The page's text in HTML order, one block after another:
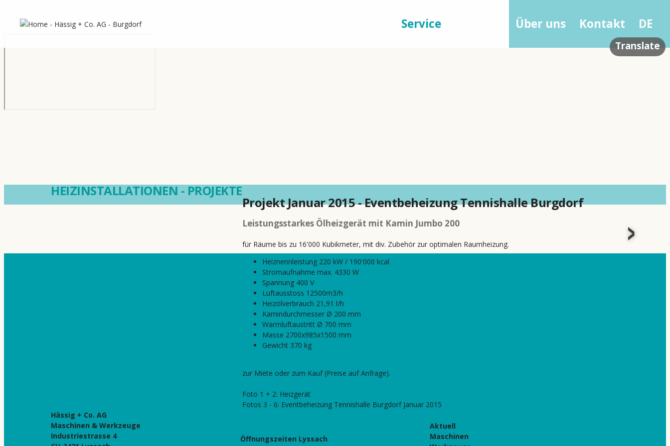
Service Über uns Kontakt DE
Translate
HEIZINSTALLATIONEN - PROJEKTE
Projekt Januar 2015 - Eventbeheizung Tennishalle Burgdorf
Leistungsstarkes Ölheizgerät mit Kamin Jumbo 200
für Räume bis zu 16'000 Kubikmeter, mit div. Zubehör zur optimalen Raumheizung.
Heiznennleistung 220 kW / 190'000 kcal
Stromaufnahme max. 4330 W
Spannung 400 V
Luftausstoss 12500m3/h
Heizölverbrauch 21,91 l/h
Kamindurchmesser Ø 200 mm
Warmluftaustritt Ø 700 mm
Masse 2700x985x1500 mm
Gewicht 370 kg
zur Miete oder zum Kauf (Preise auf Anfrage).
Foto 1 + 2: Heizgerät
Fotos 3 - 6: Eventbeheizung Tennishalle Burgdorf Januar 2015
Hässig + Co. AG
Maschinen & Werkzeuge
Industriestrasse 4
Öffnungszeiten Lyssach
Aktuell
Maschinen